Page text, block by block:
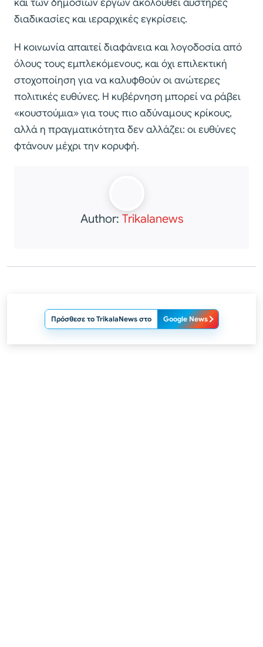
και των δημόσιων έργων ακολουθεί αυστηρές
διαδικασίες και ιεραρχικές εγκρίσεις.
Η κοινωνία απαιτεί διαφάνεια και λογοδοσία από
όλους τους εμπλεκόμενους, και όχι επιλεκτική
στοχοποίηση για να καλυφθούν οι ανώτερες
πολιτικές ευθύνες. Η κυβέρνηση μπορεί να ράβει
«κουστούμια» για τους πιο αδύναμους κρίκους,
αλλά η πραγματικότητα δεν αλλάζει: οι ευθύνες
φτάνουν μέχρι την κορυφή.
Author: Trikalanews
Πρόσθεσε το TrikalaNews στο Google News